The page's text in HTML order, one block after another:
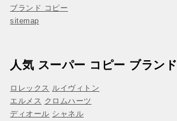
ブランド コピー
sitemap
人気 スーパー コピー ブランド
ロレックス ルイヴィトン
エルメス クロムハーツ
ディオール シャネル